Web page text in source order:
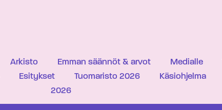
Arkisto Emman säännöt & arvot Medialle
Esitykset Tuomaristo 2026 Käsiohjelma
2026